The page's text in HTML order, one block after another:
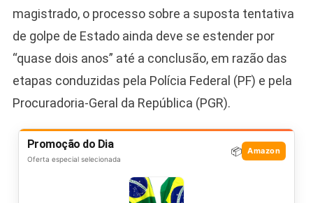
magistrado, o processo sobre a suposta tentativa
de golpe de Estado ainda deve se estender por
“quase dois anos” até a conclusão, em razão das
etapas conduzidas pela Polícia Federal (PF) e pela
Procuradoria-Geral da República (PGR).
Promoção do Dia
Oferta especial selecionada
📦 Amazon